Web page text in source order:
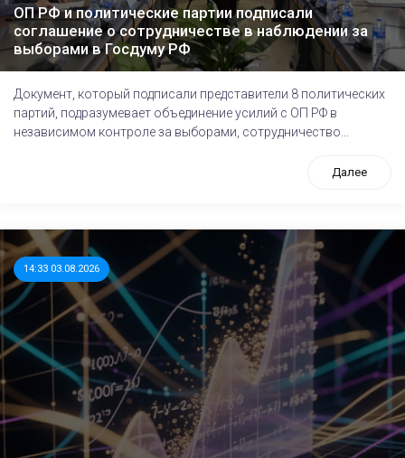
ОП РФ и политические партии подписали
соглашение о сотрудничестве в наблюдении за
выборами в Госдуму РФ
Документ, который подписали представители 8 политических
партий, подразумевает объединение усилий с ОП РФ в
независимом контроле за выборами, сотрудничество...
Далее
14:33 03.08.2026